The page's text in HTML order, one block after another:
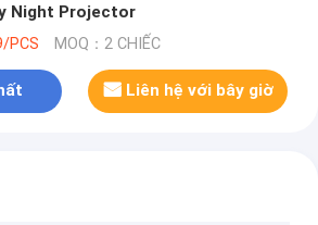
Night Projector
PCS MOQ：2 CHIẾC
Liên hệ với bây giờ